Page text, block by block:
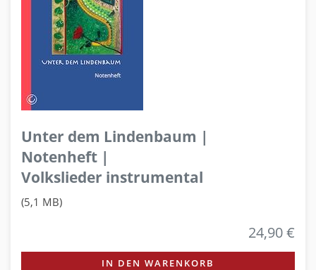
Unter dem Lindenbaum |
Notenheft |
Volkslieder instrumental
(5,1 MB)
24,90 €
IN DEN WARENKORB